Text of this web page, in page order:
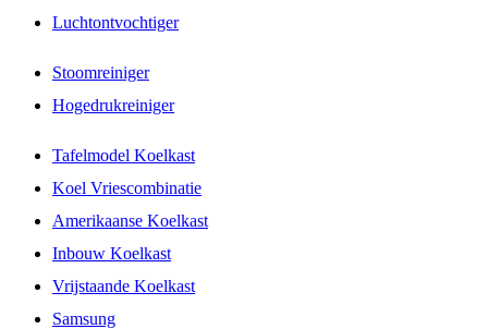
Luchtontvochtiger
Stoomreiniger
Hogedrukreiniger
Tafelmodel Koelkast
Koel Vriescombinatie
Amerikaanse Koelkast
Inbouw Koelkast
Vrijstaande Koelkast
Samsung